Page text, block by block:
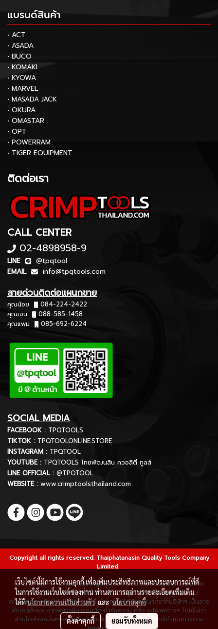
แบรนด์สินค้า
• ACT
• ASADA
• BUCO
• KOMAKI
• KYOWA
• MARVEL
• MASADA JACK
• OKURA
• OMASTAR
• OPT
• POWERRAM
• TIGER EQUIPMENT
ติดต่อเรา
CALL CENTER
02-4898958-9
LINE
@tpqtool
EMAIL
info@tpqtools.com
สายด่วนติดต่อแผนกขาย
คุณน้อย
084-224-2422
คุณเจน
088-585-1458
คุณแพม
085-692-6224
SOCIAL MEDIA
FACEBOOK : TPQTOOLS
TIKTOK : TPQTOOLONLINE.STORE
INSTAGRAM : TPQTOOL
YOUTUBE : TPQTOOLS ไทยพัฒนสิน ควอลิตี้ ทูลส์
LINE OFFICIAL : @TPQTOOL
WEBSITE : www.crimptoolsthailand.com
Copyright all rights reserved. Thaiphatanasin Quality Tools Company
Limited.
ข้อความ รูปภาพ รูปแบบ ที่ปรากฏอยู่บนเว็บไซต์นี้ ถือเป็นลิขสิทธิ์ของ บริษัท
ไทยพัฒนสิน ควอลิตี้ ทูลส์ จำกัด ห้ามมิให้ผู้ใดกระทำซ้ำ ลอกเลียนแบบ
ดาวน์โหลด หรือนำไปใช้ประโยชน์อื่นใดโดยไม่ได้รับอนุญาตจากบริษัทฯ เป็นลาย
ลักษณ์อักษร หากพบว่ามีการละเมิด นำข้อความ หรือ รูปภาพต่างๆ ไปใช้ไม่ว่า
ส่วนใดส่วนหนึ่งหรือทั้งหมดของเว็บไซต์ ทางบริษัทฯ มีสิทธิ์ดำเนินการตาม
เว็บไซต์นี้มีการใช้งานคุกกี้ เพื่อเพิ่มประสิทธิภาพและประสบการณ์ที่ดี
ในการใช้งานเว็บไซต์ของท่าน ท่านสามารถอ่านรายละเอียดเพิ่มเติม
ได้ที่นโยบายความเป็นส่วนตัวและนโยบายคุกกี้
ตั้งค่าคุกกี้ ยอมรับทั้งหมด